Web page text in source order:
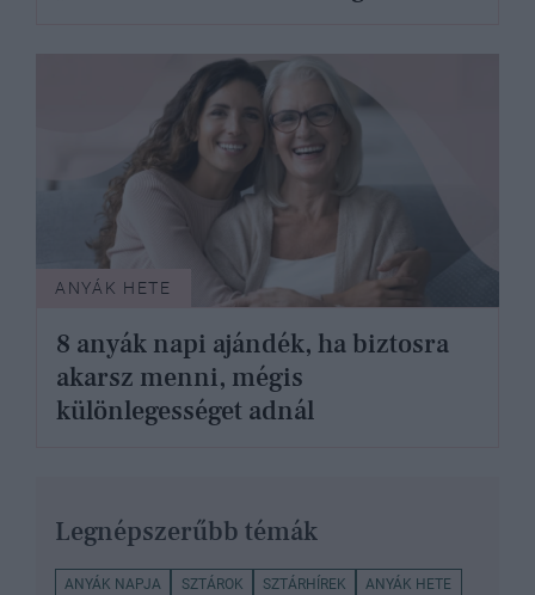
ANYÁK HETE
8 anyák napi ajándék, ha biztosra
akarsz menni, mégis
különlegességet adnál
Legnépszerűbb témák
ANYÁK NAPJA SZTÁROK SZTÁRHÍREK
ANYÁK HETE